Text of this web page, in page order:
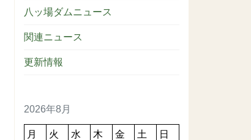
八ッ場ダムニュース
関連ニュース
更新情報
2026年8月
月 火 水 木 金 土
日